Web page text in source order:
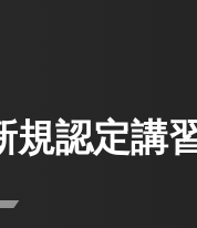
規認定講